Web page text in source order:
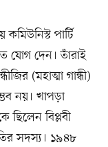
পার্টি
যোগ দেন। তাঁরাই
(মহাত্মা গান্ধী)
নয়। খাপড়া
ছিলেন বিপ্লবী
সদস্য। ১৯৪৮